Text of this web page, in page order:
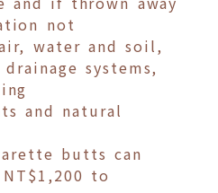
not
water and soil,
systems,
and natural
butts can
to